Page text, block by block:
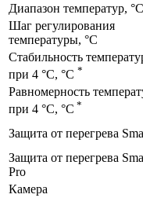
Диапазон температур, °C
Шаг регулирования
температуры, °C
Стабильность
при 4 °C, °C *
Равномерность
при 4 °C, °C *
Защита от перегрева
Защита от перегрева
Pro
Камера